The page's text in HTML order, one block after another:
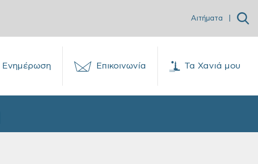
Αιτήματα
Ενημέρωση Επικοινωνία Τα Χανιά μου